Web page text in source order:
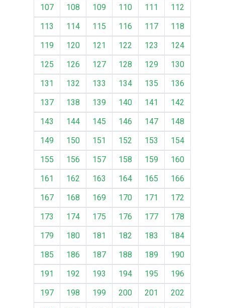
107
108 109 110 111
112
113
114 115 116 117
118
119
120 121 122 123
124
125
126 127 128 129
130
131
132 133 134 135
136
137
138 139 140 141
142
143
144 145 146 147
148
149
150 151 152 153
154
155
156 157 158 159
160
161
162 163 164 165
166
167
168 169 170 171
172
173
174 175 176 177
178
179
180 181 182 183
184
185
186 187 188 189
190
191
192 193 194 195
196
197
198 199 200 201
202